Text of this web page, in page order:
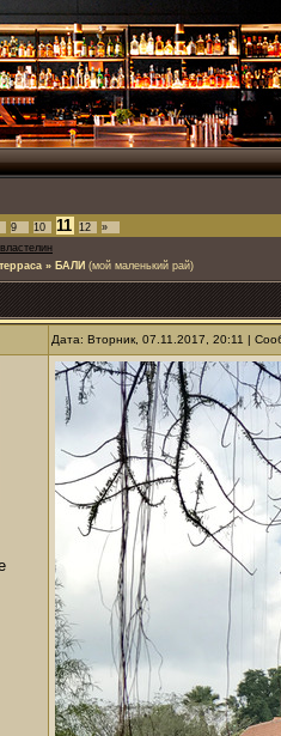
9 10 11 12 »
» БАЛИ (мой маленький рай)
Дата: Вторник, 07.11.2017, 20:11 |